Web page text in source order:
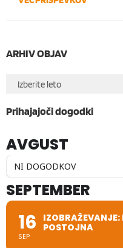
ARHIV OBJAV
Prihajajoči dogodki
AVGUST
NI DOGODKOV
SEPTEMBER
16
SEP
POSTOJNA